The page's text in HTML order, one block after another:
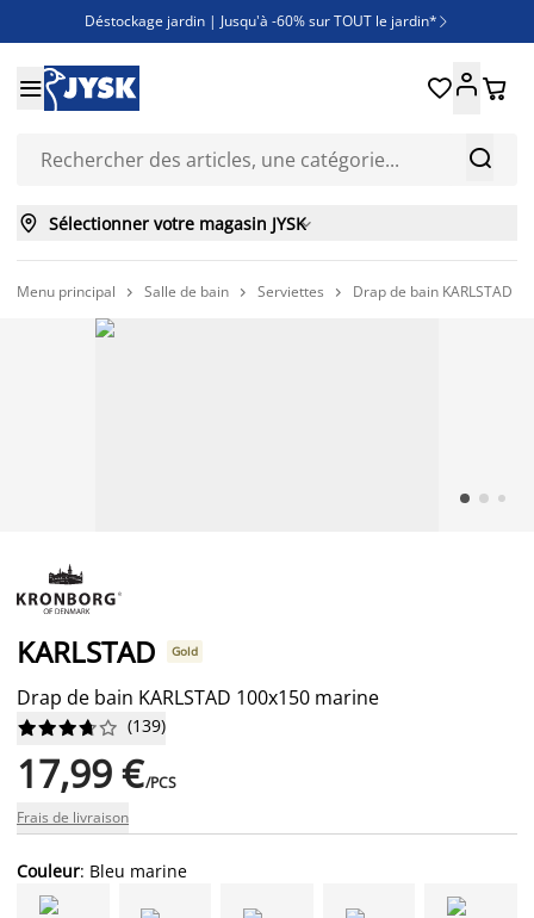
Déstockage jardin | Jusqu'à -60% sur TOUT le jardin* 
Jusqu'à -50% sur une sélection literie
Découvrez les nouveautés de la collection


 
 Sélectionner votre magasin JYSK
Menu principal  Salle de bain  Serviettes  Drap de bain KARLSTAD
KARLSTAD Gold
Drap de bain KARLSTAD 100x150 marine





 (139)
17,99 €/PCS
Frais de livraison
Couleur: Bleu marine